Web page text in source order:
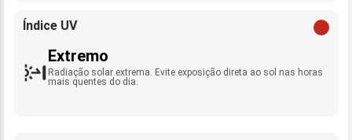
Índice UV
Extremo
Radiação solar extrema. Evite exposição direta ao sol nas horas
mais quentes do dia.